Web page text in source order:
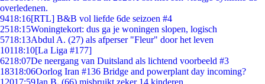
overledenen.
9418:16[RTL] B&B vol liefde 6de seizoen #4
2518:15Woningtekort: dus ga je woningen slopen, logisch
5718:13Abdul A. (27) als afperser "Fleur" door het leven
10118:10[La Liga #177]
6218:07De neergang van Duitsland als lichtend voorbeeld #3
18318:06Oorlog Iran #136 Bridge and powerplant day incoming?
12017:59Jan B. (66) misbruikt zeker 14 kinderen